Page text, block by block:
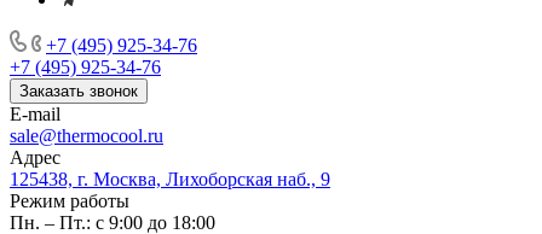
+7 (495) 925-34-76
+7 (495) 925-34-76
Заказать звонок
E-mail
sale@thermocool.ru
Адрес
125438, г. Москва, Лихоборская наб., 9
Режим работы
Пн. – Пт.: с 9:00 до 18:00